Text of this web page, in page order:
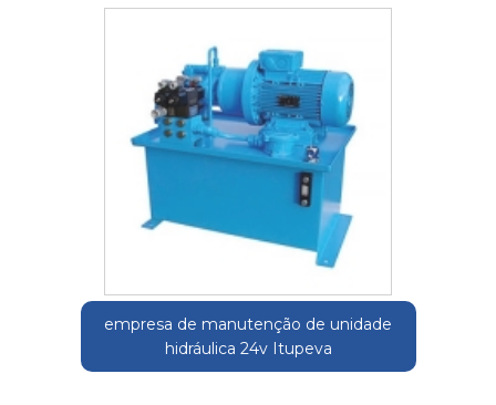
empresa de manutenção de unidade
hidráulica 24v Itupeva